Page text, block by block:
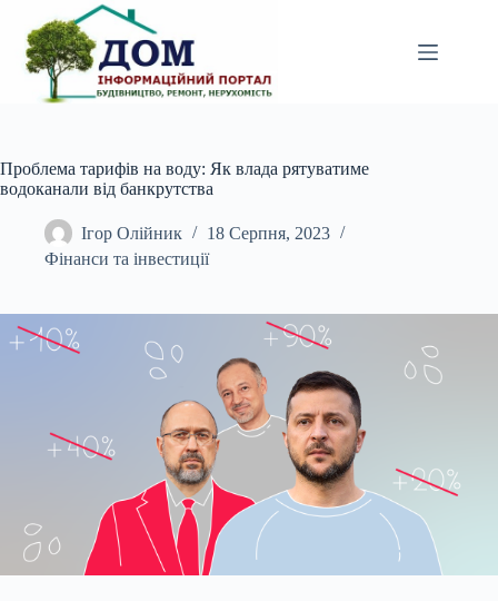
вмісту
Проблема тарифів на воду: Як влада рятуватиме
водоканали від банкрутства
Ігор Олійник
18 Серпня, 2023
Фінанси та інвестиції